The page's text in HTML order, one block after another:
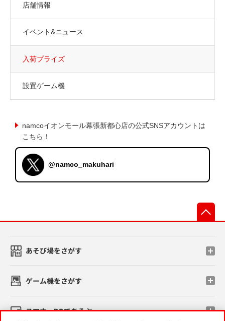
店舗情報
イベント&ニュース
入荷プライズ
設置ゲーム機
namcoイオンモール幕張新都心店の公式SNSアカウントは
こちら！
@namco_makuhari
あそび場をさがす
ゲーム機をさがす
スマホ・PCであそぶ